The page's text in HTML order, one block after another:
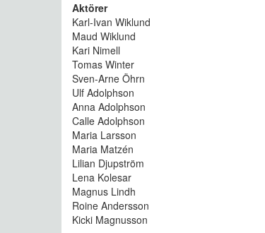
Aktörer
Karl-Ivan Wiklund
Maud Wiklund
Kari Nimell
Tomas Winter
Sven-Arne Öhrn
Ulf Adolphson
Anna Adolphson
Calle Adolphson
Maria Larsson
Maria Matzén
Lilian Djupström
Lena Kolesar
Magnus Lindh
Roine Andersson
Kicki Magnusson